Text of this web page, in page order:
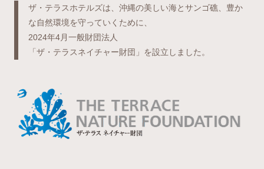
ザ・テラスホテルズは、沖縄の美しい海とサンゴ礁、豊か
な自然環境を守っていくために、
2024年4月一般財団法人
「ザ・テラスネイチャー財団」を設立しました。